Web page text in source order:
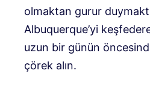
olmaktan gurur
Albuquerque’yi
uzun bir günün
çörek alın.